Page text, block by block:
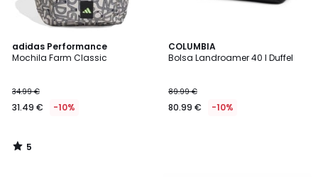
adidas Performance
Mochila Farm Classic
34.99 €
31.49 € -10%
5
/
5
/
COLUMBIA
Bolsa Landroamer 40 l Duffel
89.99 €
80.99 € -10%